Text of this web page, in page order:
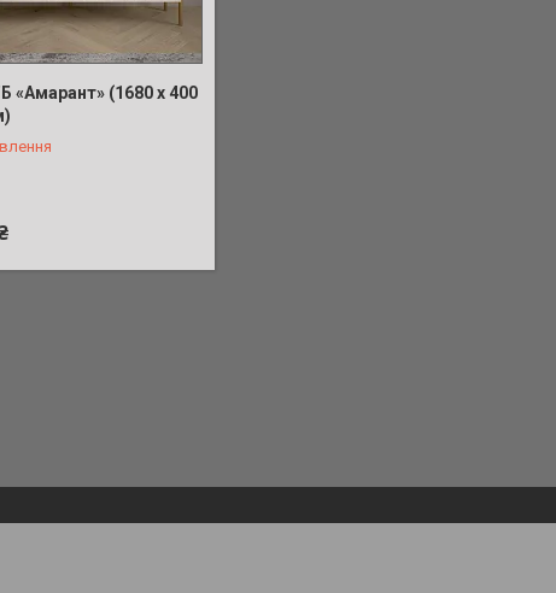
«Амарант» (1680 x 400